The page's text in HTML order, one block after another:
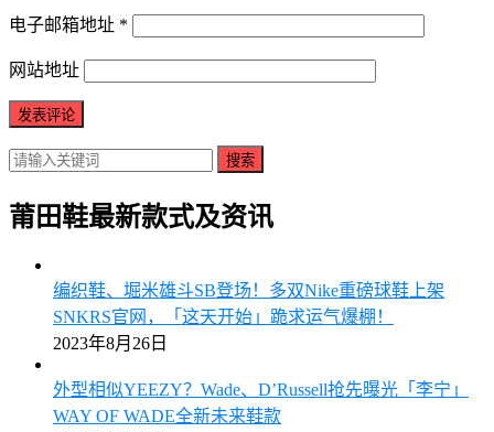
电子邮箱地址 *
网站地址
搜索
莆田鞋最新款式及资讯
编织鞋、堀米雄斗SB登场！多双Nike重磅球鞋上架
SNKRS官网，「这天开始」跪求运气爆棚！
2023年8月26日
外型相似YEEZY？Wade、D’Russell抢先曝光「李宁」
WAY OF WADE全新未来鞋款